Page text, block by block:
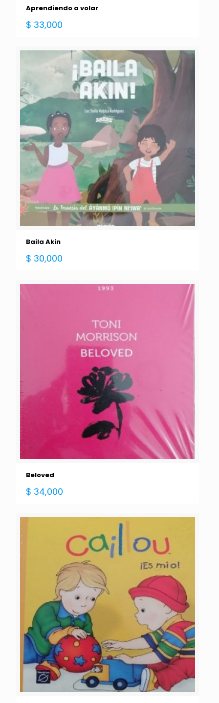
Aprendiendo a volar
$ 33,000
Baila Akin
$ 30,000
Beloved
$ 34,000